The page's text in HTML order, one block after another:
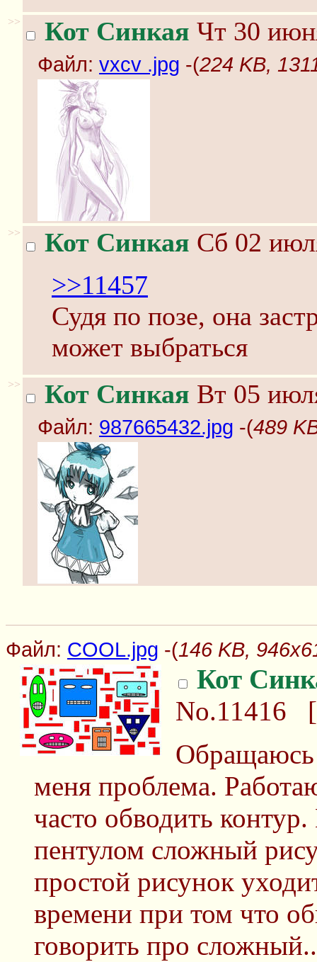
>> Кот Синкая Чт 30
Файл: vxcv .jpg -(224 KB,
>> Кот Синкая Сб 02
>>11457
Судя по позе, она
может выбраться
>> Кот Синкая Вт 05
Файл: 987665432.jpg -(489
Файл: COOL.jpg -(146 KB,
Кот
No.11416 [
Обращаюсь
меня проблема.
часто обводить
пентулом сложный
простой рисунок
времени при том что
говорить про